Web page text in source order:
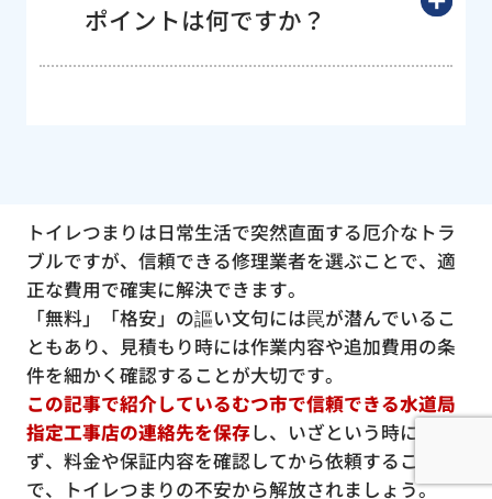
ポイントは何ですか？
トイレつまりは日常生活で突然直面する厄介なトラ
ブルですが、信頼できる修理業者を選ぶことで、適
正な費用で確実に解決できます。
「無料」「格安」の謳い文句には罠が潜んでいるこ
ともあり、見積もり時には作業内容や追加費用の条
件を細かく確認することが大切です。
この記事で紹介しているむつ市で信頼できる水道局
指定工事店の連絡先を保存し、いざという時に慌て
ず、料金や保証内容を確認してから依頼すること
で、トイレつまりの不安から解放されましょう。